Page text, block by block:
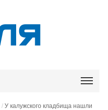
/У калужского кладбища нашли